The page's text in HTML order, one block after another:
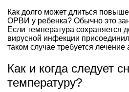
Как долго может длиться
ОРВИ у ребенка? Обычно это
Если температура сохраняется
вирусной инфекции
таком случае требуется лечение
Как и когда следует
температуру?